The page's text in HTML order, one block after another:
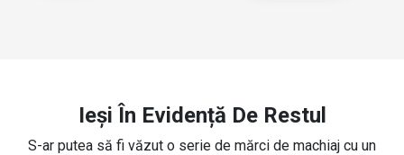
Ieși În Evidență De Restul
S-ar putea să fi văzut o serie de mărci de machiaj cu un